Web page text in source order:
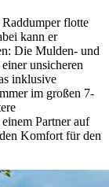
flotte
kann er
Die Mulden- und
unsicheren
inklusive
im großen 7-
Partner auf
Komfort für den